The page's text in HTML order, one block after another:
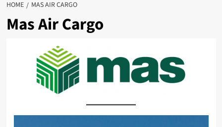
HOME MAS AIR CARGO
Mas Air Cargo